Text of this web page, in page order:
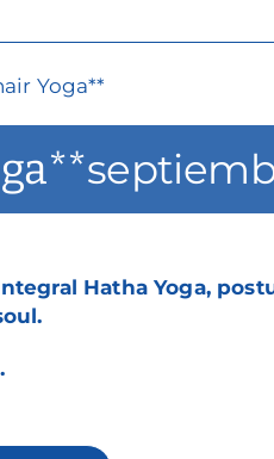
Yoga**
Hatha Yoga,